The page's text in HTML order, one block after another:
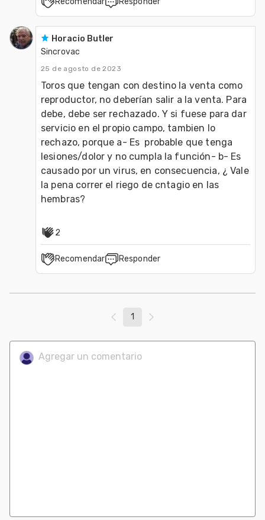
Horacio Butler
Sincrovac
25 de agosto de 2023
Toros que tengan con destino la venta como
reproductor, no deberían salir a la venta. Para
debe, debe ser rechazado. Y si fuese para dar
servicio en el propio campo, tambien lo
rechazo, porque a- Es  probable que tenga
lesiones/dolor y no cumpla la función- b- Es
causado por un virus, en consecuencia, ¿ Vale
la pena correr el riego de cntagio en las
hembras?
2
Recomendar Responder
1